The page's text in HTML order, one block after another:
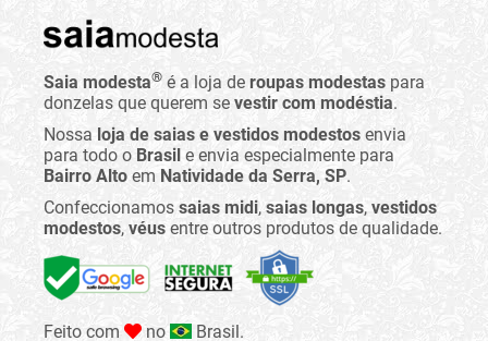
Saia modesta® é a loja de roupas modestas para
donzelas que querem se vestir com modéstia.
Nossa loja de saias e vestidos modestos envia
para todo o Brasil e envia especialmente para
Bairro Alto em Natividade da Serra, SP.
Confeccionamos saias midi, saias longas, vestidos
modestos, véus entre outros produtos de qualidade.
Feito com no
Brasil.